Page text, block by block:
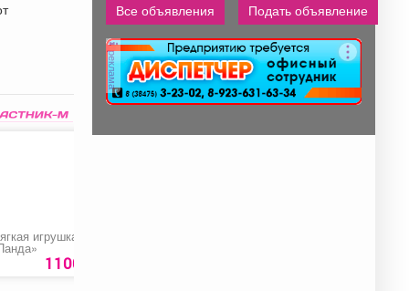
игрушка
1100 руб.
Все объявления
Подать объявление
реклама